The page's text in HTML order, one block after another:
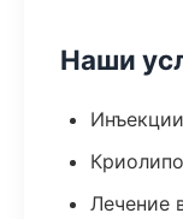
Наши
Лечение